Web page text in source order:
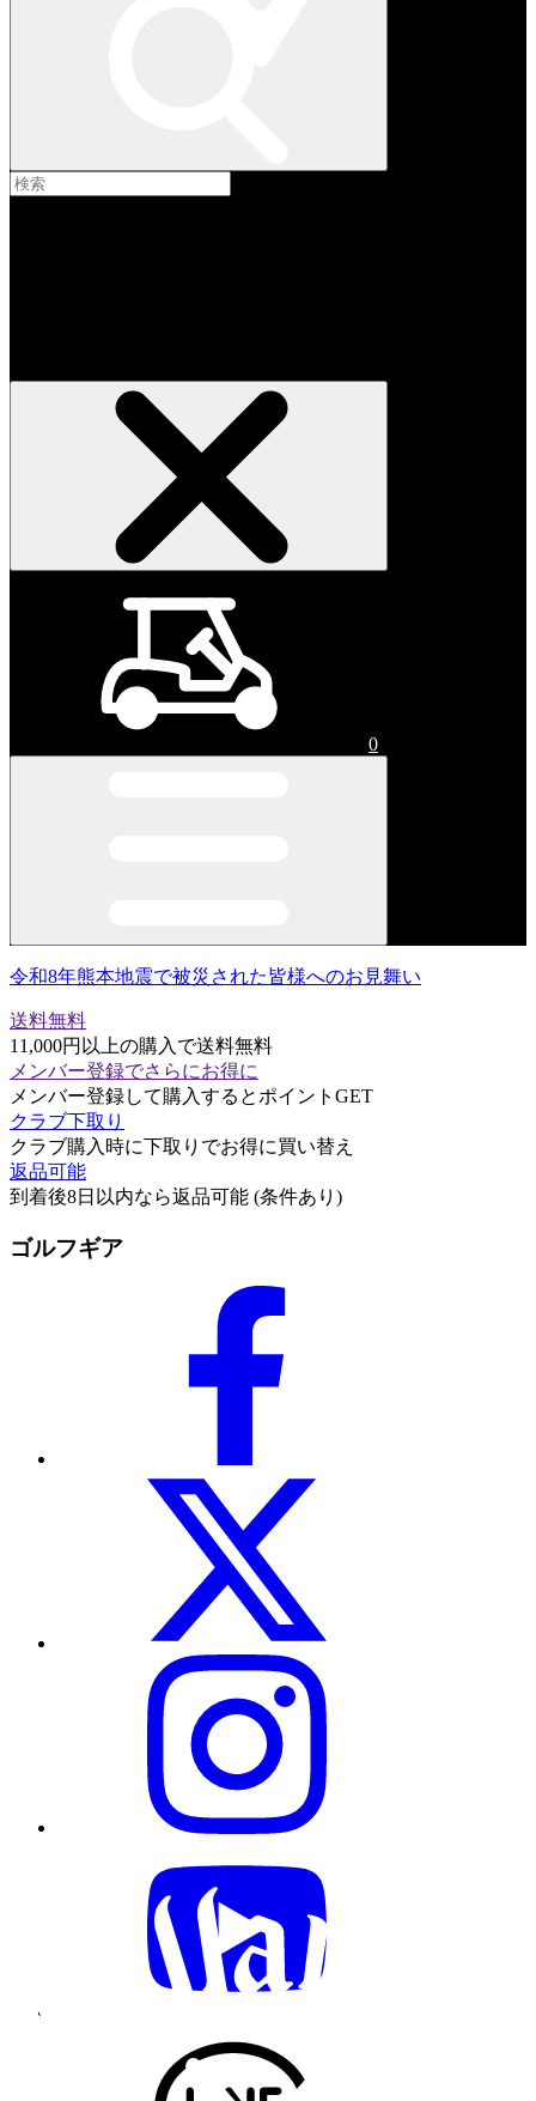
0
令和8年熊本地震で被災された皆様へのお見舞い
送料無料
11,000円以上の購入で送料無料
メンバー登録でさらにお得に
メンバー登録して購入するとポイントGET
クラブ下取り
クラブ購入時に下取りでお得に買い替え
返品可能
到着後8日以内なら返品可能 (条件あり)
ゴルフギア